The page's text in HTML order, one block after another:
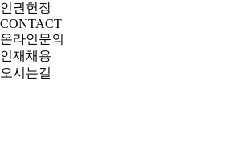
인권헌장
CONTACT
온라인문의
인재채용
오시는길